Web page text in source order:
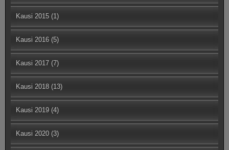
Kausi 2015 (1)
Kausi 2016 (5)
Kausi 2017 (7)
Kausi 2018 (13)
Kausi 2019 (4)
Kausi 2020 (3)